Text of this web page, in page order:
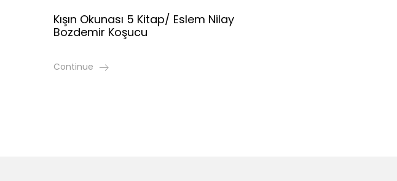
Kışın Okunası 5 Kitap/ Eslem Nilay
Bozdemir Koşucu
Continue